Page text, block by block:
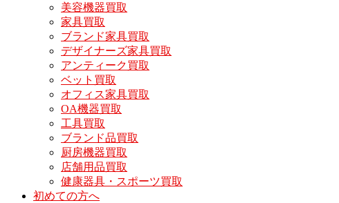
美容機器買取
家具買取
ブランド家具買取
デザイナーズ家具買取
アンティーク買取
ベット買取
オフィス家具買取
OA機器買取
工具買取
ブランド品買取
厨房機器買取
店舗用品買取
健康器具・スポーツ買取
初めての方へ